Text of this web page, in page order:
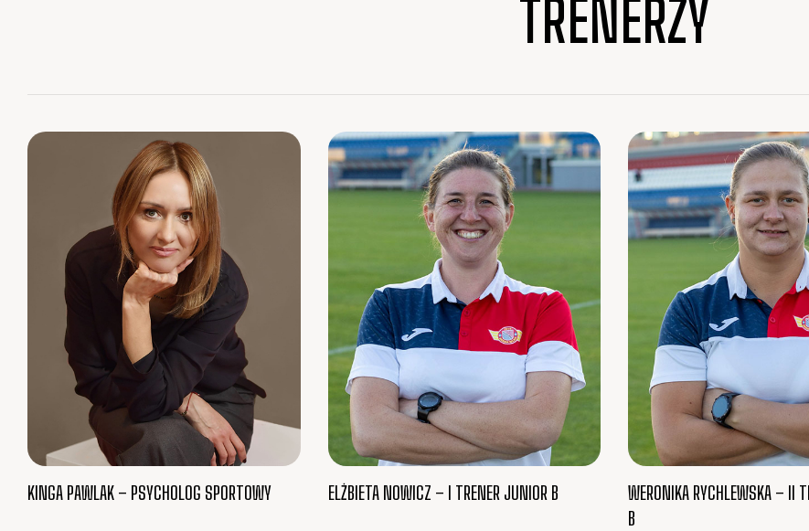
TRENERZY
KINGA PAWLAK – PSYCHOLOG SPORTOWY ELŻBIETA NOWICZ – I TRENER JUNIOR B
WERONIKA RYCHLEWSKA – II
B